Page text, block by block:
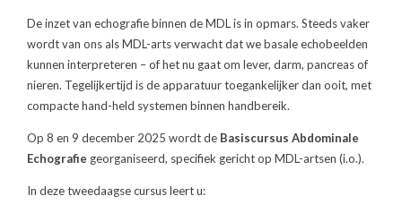
De inzet van echografie binnen de MDL is in opmars. Steeds vaker
wordt van ons als MDL-arts verwacht dat we basale echobeelden
kunnen interpreteren – of het nu gaat om lever, darm, pancreas of
nieren. Tegelijkertijd is de apparatuur toegankelijker dan ooit, met
compacte hand-held systemen binnen handbereik.
Op 8 en 9 december 2025 wordt de Basiscursus Abdominale
Echografie georganiseerd, specifiek gericht op MDL-artsen (i.o.).
In deze tweedaagse cursus leert u: